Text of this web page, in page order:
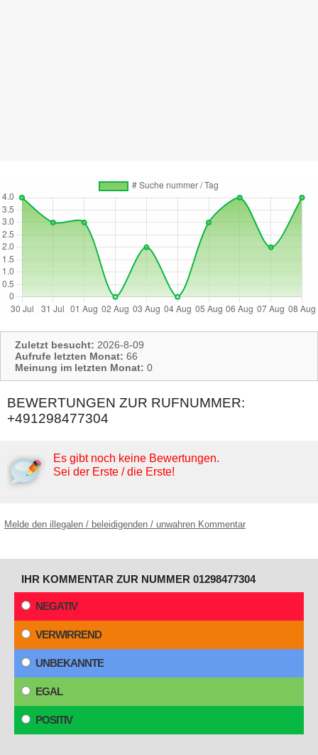
Zuletzt besucht: 2026-8-09
Aufrufe letzten Monat: 66
Meinung im letzten Monat: 0
BEWERTUNGEN ZUR RUFNUMMER:
+491298477304
Es gibt noch keine Bewertungen.
Sei der Erste / die Erste!
Melde den illegalen / beleidigenden / unwahren Kommentar
IHR KOMMENTAR ZUR NUMMER 01298477304
NEGATIV
VERWIRREND
UNBEKANNTE
EGAL
POSITIV